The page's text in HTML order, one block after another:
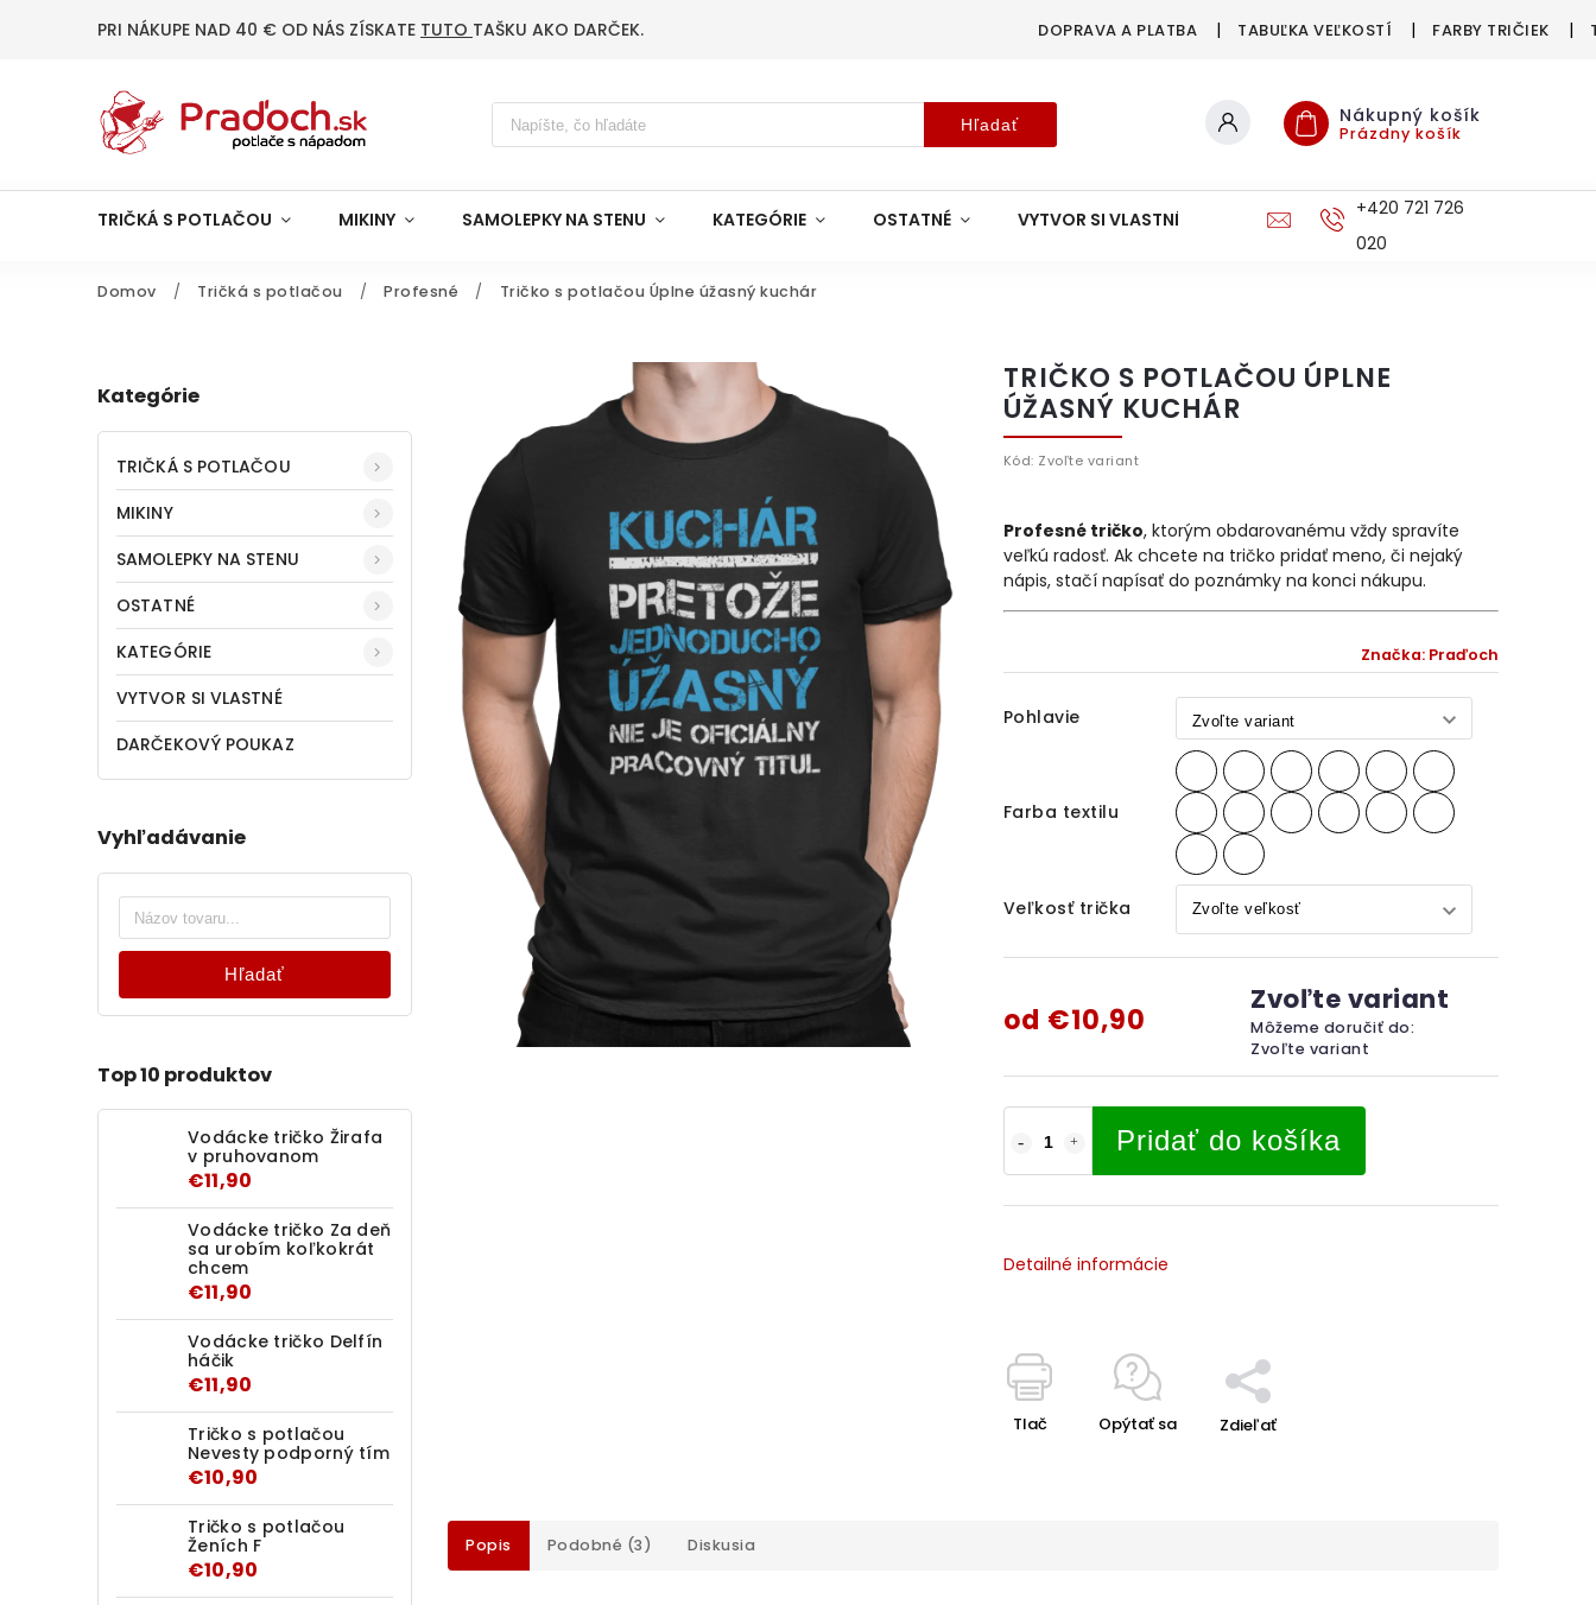
PRI NÁKUPE NAD 40 € OD NÁS ZÍSKATE TUTO TAŠKU AKO DARČEK. DOPRAVA A PLATBA TABUĽKA VEĽKOSTÍ FARBY TRIČIEK
Hľadať Nákupný košík
Prázdny košík
TRIČKÁ S POTLAČOU MIKINY SAMOLEPKY NA STENU KATEGÓRIE OSTATNÉ VYTVOR SI VLASTNÉ DOPRAVA A PLATBA+420 721 726
020
Domov / Tričká s potlačou / Profesné / Tričko s potlačou Úplne úžasný kuchár
Kategórie
TRIČKÁ S POTLAČOU
MIKINY
SAMOLEPKY NA STENU
OSTATNÉ
KATEGÓRIE
VYTVOR SI VLASTNÉ
DARČEKOVÝ POUKAZ
Vyhľadávanie
Hľadať
Top 10 produktov
Vodácke tričko Žirafa
v pruhovanom
€11,90
Vodácke tričko Za deň
sa urobím koľkokrát
chcem
€11,90
Vodácke tričko Delfín
háčik
€11,90
Tričko s potlačou
Nevesty podporný tím
€10,90
Tričko s potlačou
Ženích F
€10,90
TRIČKO S POTLAČOU ÚPLNE
ÚŽASNÝ KUCHÁR
Kód: Zvoľte variant
Značka: Praďoch
Pohlavie
Farba textilu
Veľkosť trička
od €10,90
Zvoľte variant
Môžeme doručiť do:
Zvoľte variant
Pridať do košíka
Profesné tričko, ktorým obdarovanému vždy spravíte
veľkú radosť. Ak chcete na tričko pridať meno, či nejaký
nápis, stačí napísať do poznámky na konci nákupu.
Detailné informácie
Tlač Opýtať sa Zdieľať
Popis Podobné (3) Diskusia